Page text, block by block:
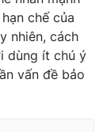
chế của
nhiên, cách
dùng ít chú ý
vấn đề bảo